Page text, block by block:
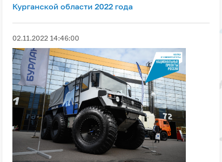
Курганской области 2022 года
02.11.2022 14:46:00